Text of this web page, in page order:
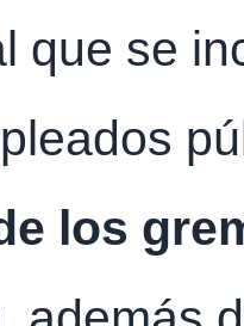
que se
los